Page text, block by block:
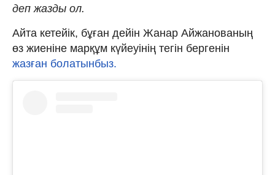
деп жазды ол.
Айта кетейік, бұған дейін Жанар Айжанованың
өз жиеніне марқұм күйеуінің тегін бергенін
жазған болатынбыз.